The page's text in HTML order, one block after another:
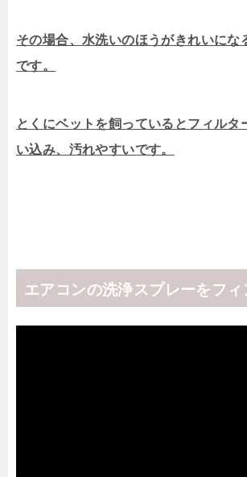
その場合、水洗いのほうがきれいにな
です。
とくにベットを飼っているとフィルタ
い込み、汚れやすいです。
エアコンの洗浄スプレーをフィ